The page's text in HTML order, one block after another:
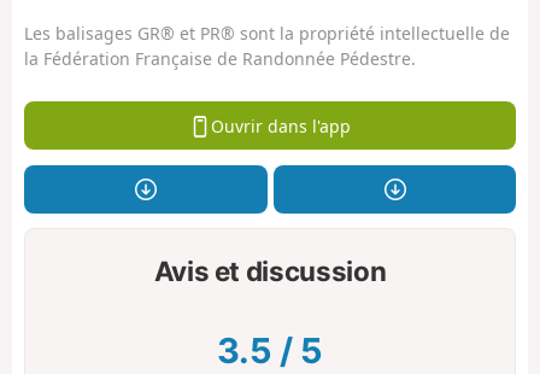
Les balisages GR® et PR® sont la propriété intellectuelle de
la Fédération Française de Randonnée Pédestre.
Ouvrir dans l'app
Avis et discussion
3.5 / 5